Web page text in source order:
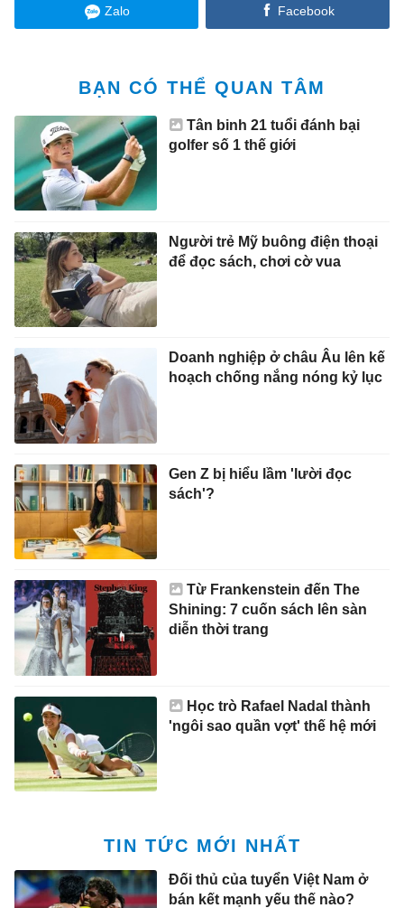
Zalo Facebook
BẠN CÓ THỂ QUAN TÂM
Tân binh 21 tuổi đánh bại
golfer số 1 thế giới
Người trẻ Mỹ buông điện thoại
để đọc sách, chơi cờ vua
Doanh nghiệp ở châu Âu lên kế
hoạch chống nắng nóng kỷ lục
Gen Z bị hiểu lầm 'lười đọc
sách'?
Từ Frankenstein đến The
Shining: 7 cuốn sách lên sàn
diễn thời trang
Học trò Rafael Nadal thành
'ngôi sao quần vợt' thế hệ mới
TIN TỨC MỚI NHẤT
Đối thủ của tuyển Việt Nam ở
bán kết mạnh yếu thế nào?